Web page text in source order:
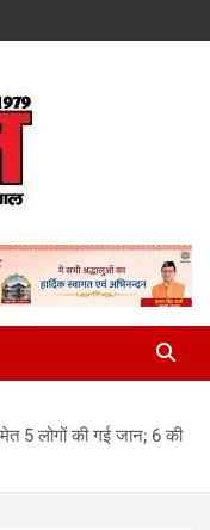
5 लोगों की गई जान; 6 की